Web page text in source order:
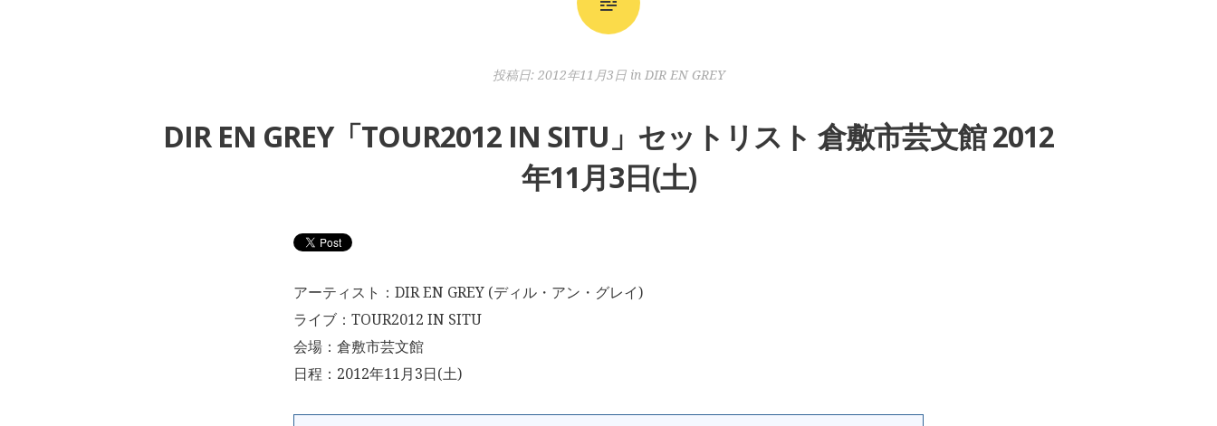
投稿日: 2012年11月3日in DIR EN GREY
DIR EN GREY「TOUR2012 IN SITU」セットリスト 倉敷市芸文館 2012
年11月3日(土)
アーティスト：DIR EN GREY (ディル・アン・グレイ)
ライブ：TOUR2012 IN SITU
会場：倉敷市芸文館
日程：2012年11月3日(土)